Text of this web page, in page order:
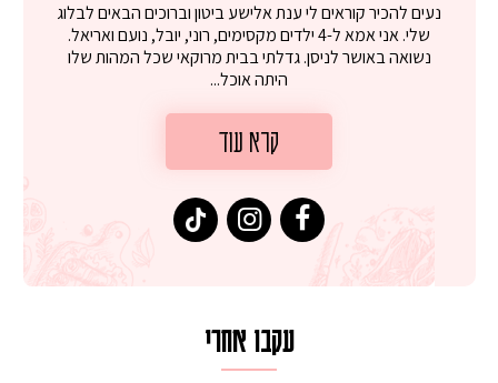
נעים להכיר קוראים לי ענת אלישע ביטון וברוכים הבאים לבלוג
שלי. אני אמא ל-4 ילדים מקסימים, רוני, יובל, נועם ואריאל.
נשואה באושר לניסן. גדלתי בבית מרוקאי שכל המהות שלו
היתה אוכל...
קרא עוד
עקבו אחרי